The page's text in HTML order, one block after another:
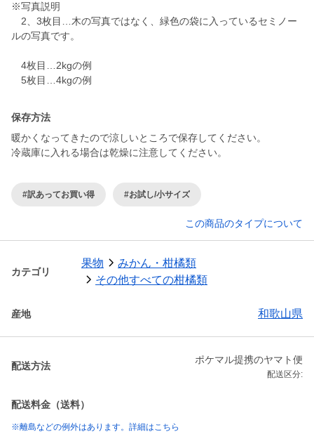
※写真説明
2、3枚目…木の写真ではなく、緑色の袋に入っているセミノー
ルの写真です。
4枚目…2kgの例
5枚目…4kgの例
保存方法
暖かくなってきたので涼しいところで保存してください。
冷蔵庫に入れる場合は乾燥に注意してください。
#訳あってお買い得 #お試し/小サイズ
この商品のタイプについて
カテゴリ
果物
みかん・柑橘類
その他すべての柑橘類
産地 和歌山県
配送方法
ポケマル提携のヤマト便
配送区分:
配送料金（送料）
※離島などの例外はあります。詳細はこちら